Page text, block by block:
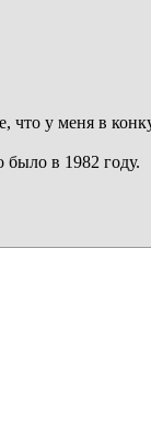
что у меня в
было в 1982 году.